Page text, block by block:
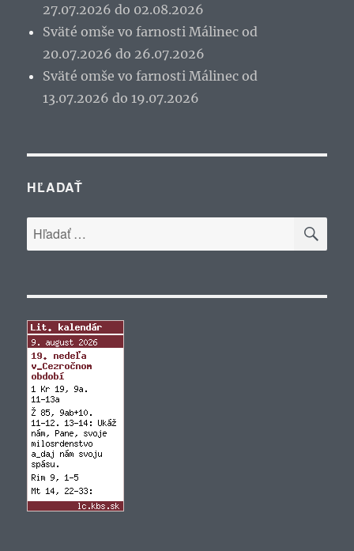
27.07.2026 do 02.08.2026
Sväté omše vo farnosti Málinec od
20.07.2026 do 26.07.2026
Sväté omše vo farnosti Málinec od
13.07.2026 do 19.07.2026
HĽADAŤ
Hľadať: